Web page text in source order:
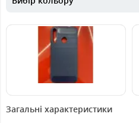
59 грн.
Загальні характеристики